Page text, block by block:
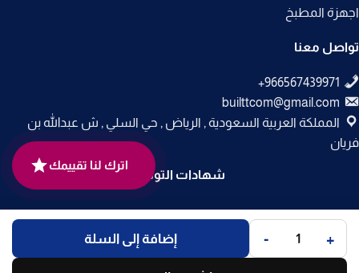
اجهزة المطبخ
تواصل معنا
builttcom@gmail.com
المملكة العربية السعودية , الرياض , حي السلي , ش عبدالله بن
فريان
شهادات التوثيق
جميع الحقوق محفوظة لـمتجر بلت إن© 2025.
تم التطوير بواسطةCode Times
. +
- إضافة إلى السلة
اترك لنا تقييمك